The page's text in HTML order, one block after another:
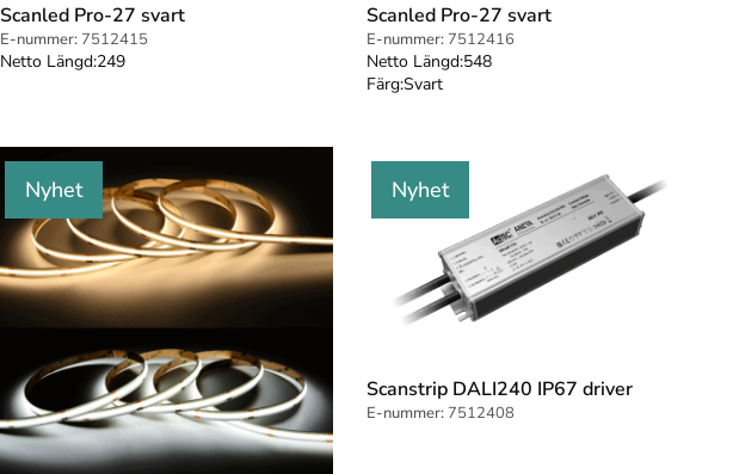
Scanled Pro-27 svart
E-nummer: 7512415
Netto Längd:249
Scanled Pro-27 svart
E-nummer: 7512416
Netto Längd:548
Färg:Svart
Nyhet Nyhet
Scanstrip DALI240 IP67 driver
E-nummer: 7512408